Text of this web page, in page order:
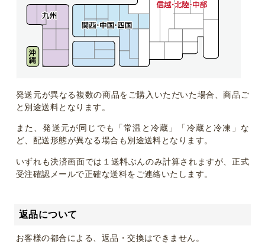
発送元が異なる複数の商品をご購入いただいた場合、商品ご
と別途送料となります。
また、発送元が同じでも「常温と冷蔵」「冷蔵と冷凍」な
ど、配送形態が異なる場合も別途送料となります。
いずれも決済画面では１送料ぶんのみ計算されますが、正式
受注確認メールで正確な送料をご連絡いたします。
返品について
お客様の都合による、返品・交換はできません。